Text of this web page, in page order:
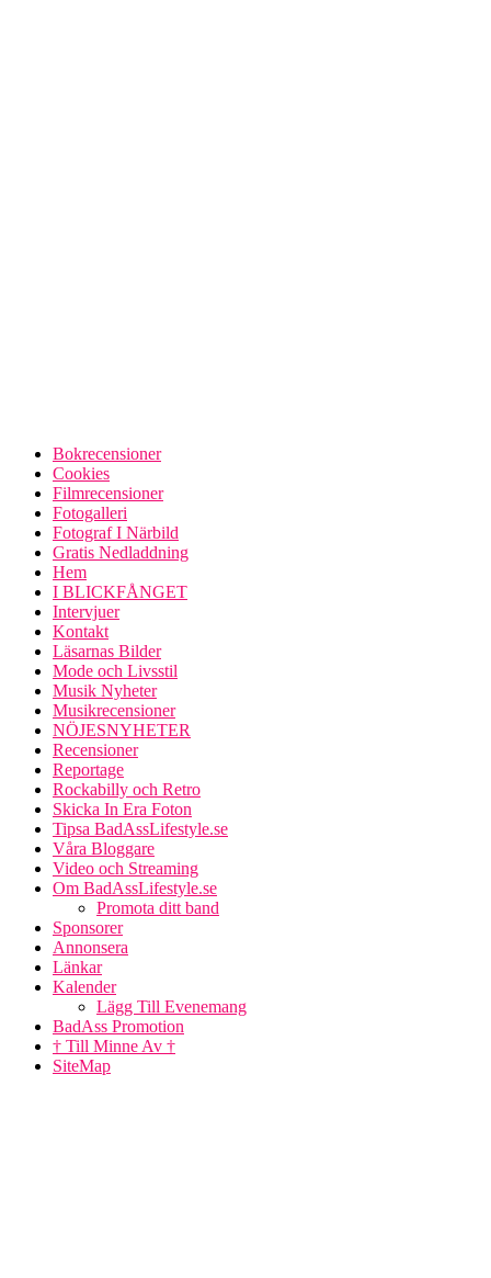
Bokrecensioner
Cookies
Filmrecensioner
Fotogalleri
Fotograf I Närbild
Gratis Nedladdning
Hem
I BLICKFÅNGET
Intervjuer
Kontakt
Läsarnas Bilder
Mode och Livsstil
Musik Nyheter
Musikrecensioner
NÖJESNYHETER
Recensioner
Reportage
Rockabilly och Retro
Skicka In Era Foton
Tipsa BadAssLifestyle.se
Våra Bloggare
Video och Streaming
Om BadAssLifestyle.se
Promota ditt band
Sponsorer
Annonsera
Länkar
Kalender
Lägg Till Evenemang
BadAss Promotion
† Till Minne Av †
SiteMap